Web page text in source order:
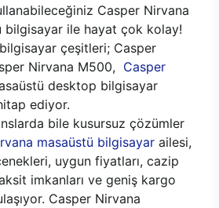
Casper Nirvana
bilgisayar ile hayat çok kolay!
çeşitleri; Casper
Nirvana M500, Casper
desktop bilgisayar
ediyor.
bile kusursuz çözümler
masaüstü bilgisayar ailesi,
uygun fiyatları, cazip
imkanları ve geniş kargo
Casper Nirvana